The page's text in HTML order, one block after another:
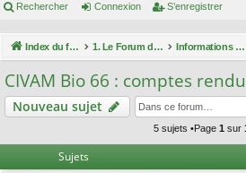
cc
ra
pi
de
or
m
s
e
br
es
Rechercher Connexion S’enregistrer
Index du forum 1. Le Forum des maraîchers Informations techniques
CIVAM Bio 66 : comptes
Nouveau sujet
5 sujets •Page 1 sur
Sujets